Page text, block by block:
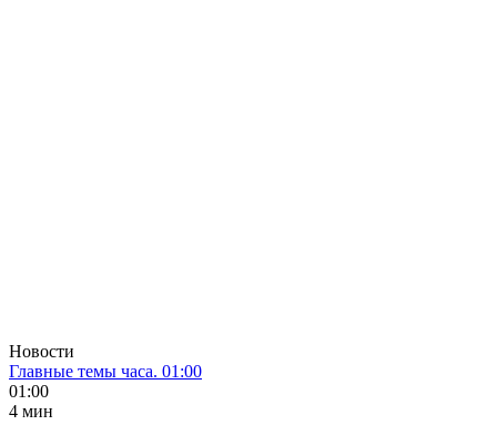
Новости
Главные темы часа. 01:00
01:00
4 мин